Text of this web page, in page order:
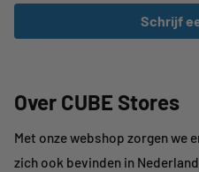
Schrijf
Over CUBE Stores
Met onze webshop zorgen we
zich ook bevinden in